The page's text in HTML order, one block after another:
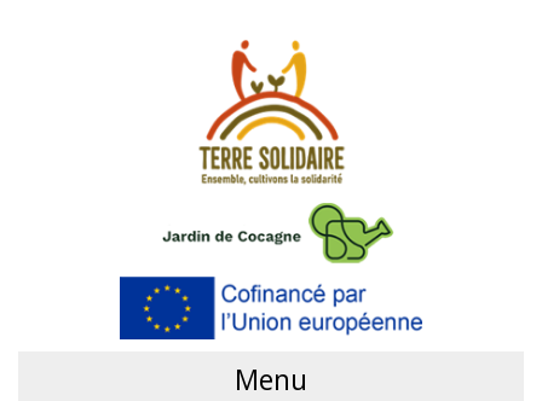
Menu